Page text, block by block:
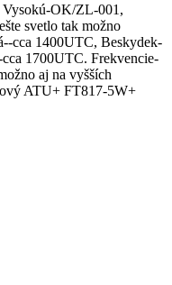
Vysokú-OK/ZL-001,
svetlo tak možno
cca 1400UTC, Beskydek-
1700UTC. Frekvencie-
aj na vyšších
ATU+ FT817-5W+